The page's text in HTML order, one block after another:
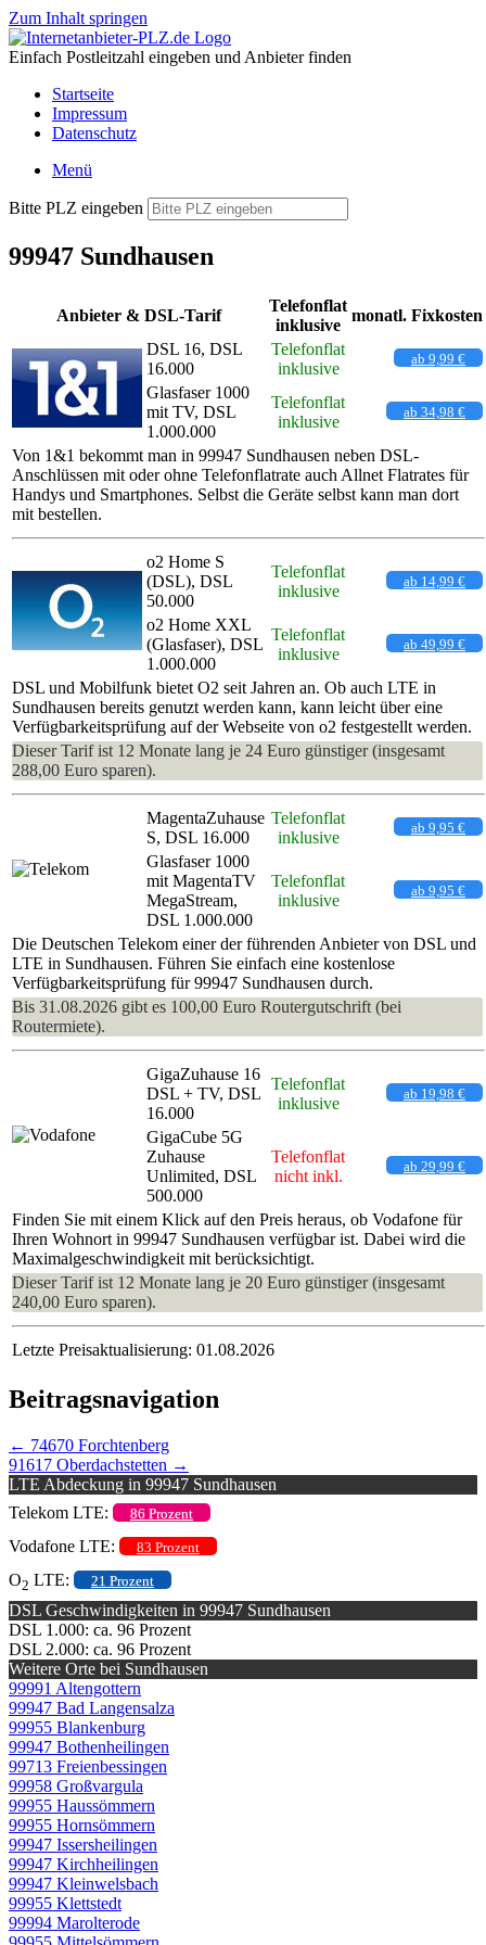
Zum Inhalt springen
Einfach Postleitzahl eingeben und Anbieter finden
Startseite
Impressum
Datenschutz
Menü
Bitte PLZ eingeben
99947 Sundhausen
Anbieter & DSL-Tarif
Telefonflat
inklusive
monatl. Fixkosten
DSL 16, DSL
16.000
Telefonflat
inklusive
ab 9,99 €
Glasfaser 1000
mit TV, DSL
1.000.000
Telefonflat
inklusive
ab 34,98 €
Von 1&1 bekommt man in 99947 Sundhausen neben DSL-
Anschlüssen mit oder ohne Telefonflatrate auch Allnet Flatrates für
Handys und Smartphones. Selbst die Geräte selbst kann man dort
mit bestellen.
o2 Home S
(DSL), DSL
50.000
Telefonflat
inklusive
ab 14,99 €
o2 Home XXL
(Glasfaser), DSL
1.000.000
Telefonflat
inklusive
ab 49,99 €
DSL und Mobilfunk bietet O2 seit Jahren an. Ob auch LTE in
Sundhausen bereits genutzt werden kann, kann leicht über eine
Verfügbarkeitsprüfung auf der Webseite von o2 festgestellt werden.
Dieser Tarif ist 12 Monate lang je 24 Euro günstiger (insgesamt
288,00 Euro sparen).
MagentaZuhause
S, DSL 16.000
Telefonflat
inklusive
ab 9,95 €
Glasfaser 1000
mit MagentaTV
MegaStream,
DSL 1.000.000
Telefonflat
inklusive
ab 9,95 €
Die Deutschen Telekom einer der führenden Anbieter von DSL und
LTE in Sundhausen. Führen Sie einfach eine kostenlose
Verfügbarkeitsprüfung für 99947 Sundhausen durch.
Bis 31.08.2026 gibt es 100,00 Euro Routergutschrift (bei
Routermiete).
GigaZuhause 16
DSL + TV, DSL
16.000
Telefonflat
inklusive
ab 19,98 €
GigaCube 5G
Zuhause
Unlimited, DSL
500.000
Telefonflat
nicht inkl.
ab 29,99 €
Finden Sie mit einem Klick auf den Preis heraus, ob Vodafone für
Ihren Wohnort in 99947 Sundhausen verfügbar ist. Dabei wird die
Maximalgeschwindigkeit mit berücksichtigt.
Dieser Tarif ist 12 Monate lang je 20 Euro günstiger (insgesamt
240,00 Euro sparen).
Letzte Preisaktualisierung: 01.08.2026
Beitragsnavigation
← 74670 Forchtenberg
91617 Oberdachstetten →
LTE Abdeckung in 99947 Sundhausen
Telekom LTE:
86 Prozent
Vodafone LTE: 83 Prozent
O2 LTE: 21 Prozent
DSL Geschwindigkeiten in 99947 Sundhausen
DSL 1.000: ca. 96 Prozent
DSL 2.000: ca. 96 Prozent
Weitere Orte bei Sundhausen
99991 Altengottern
99947 Bad Langensalza
99955 Blankenburg
99947 Bothenheilingen
99713 Freienbessingen
99958 Großvargula
99955 Haussömmern
99955 Hornsömmern
99947 Issersheilingen
99947 Kirchheilingen
99947 Kleinwelsbach
99955 Klettstedt
99994 Marolterode